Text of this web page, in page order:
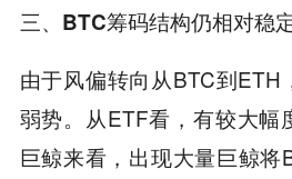
三、BTC筹码结构仍相对稳
由于风偏转向从BTC到ETH
弱势。从ETF看，有较大幅
巨鲸来看，出现大量巨鲸将